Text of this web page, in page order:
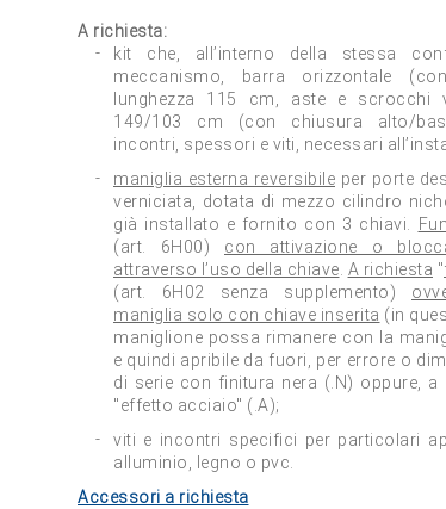
A richiesta:
kit che, all’interno della stessa
meccanismo, barra orizzontale
lunghezza 115 cm, aste e scrocchi
149/103 cm (con chiusura alto/
incontri, spessori e viti, necessari
maniglia esterna reversibile per porte
verniciata, dotata di mezzo cilindro
già installato e fornito con 3 chiavi.
(art. 6H00) con attivazione o
attraverso l’uso della chiave A richiesta "
(art. 6H02 senza supplemento)
maniglia solo con chiave inserita (in
maniglione possa rimanere con la
e quindi apribile da fuori, per errore o
di serie con finitura nera (.N) oppure, a
"effetto acciaio" (.A);
viti e incontri specifici per particolari
alluminio, legno o pvc.
Accessori a richiesta